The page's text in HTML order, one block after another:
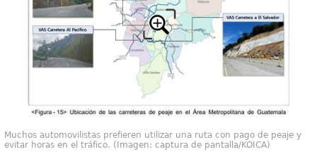
Muchos automovilistas prefieren utilizar una ruta con pago de peaje y
evitar horas en el tráfico. (Imagen: captura de pantalla/KOICA)